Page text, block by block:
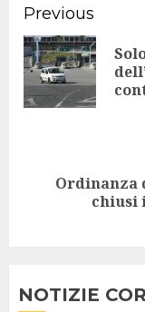
Continue
Reading
Previous
NextOrdinanza
chiusi
NOTIZIE